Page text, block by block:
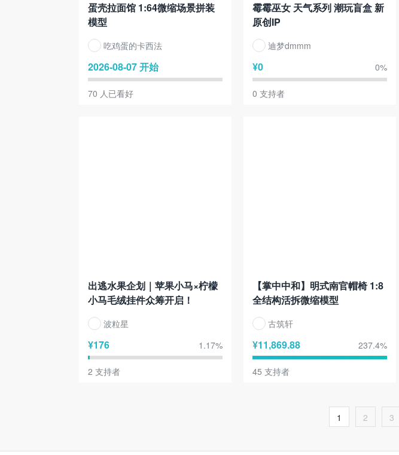
蛋壳拉面馆 1:64微缩场景拼装
模型
吃鸡蛋的卡西法
2026-08-07 开始
70 人已看好
霉霉巫女 天气系列 潮玩盲盒 新
原创IP
迪梦dmmm
¥0 0%
0 支持者
出逃水果企划｜苹果小马×柠檬
小马毛绒挂件众筹开启！
波粒星
¥176 1.17%
2 支持者
【掌中中和】明式南官帽椅 1:8
全结构活拆微缩模型
古筑轩
¥11,869.88 237.4%
45 支持者
1 2 3